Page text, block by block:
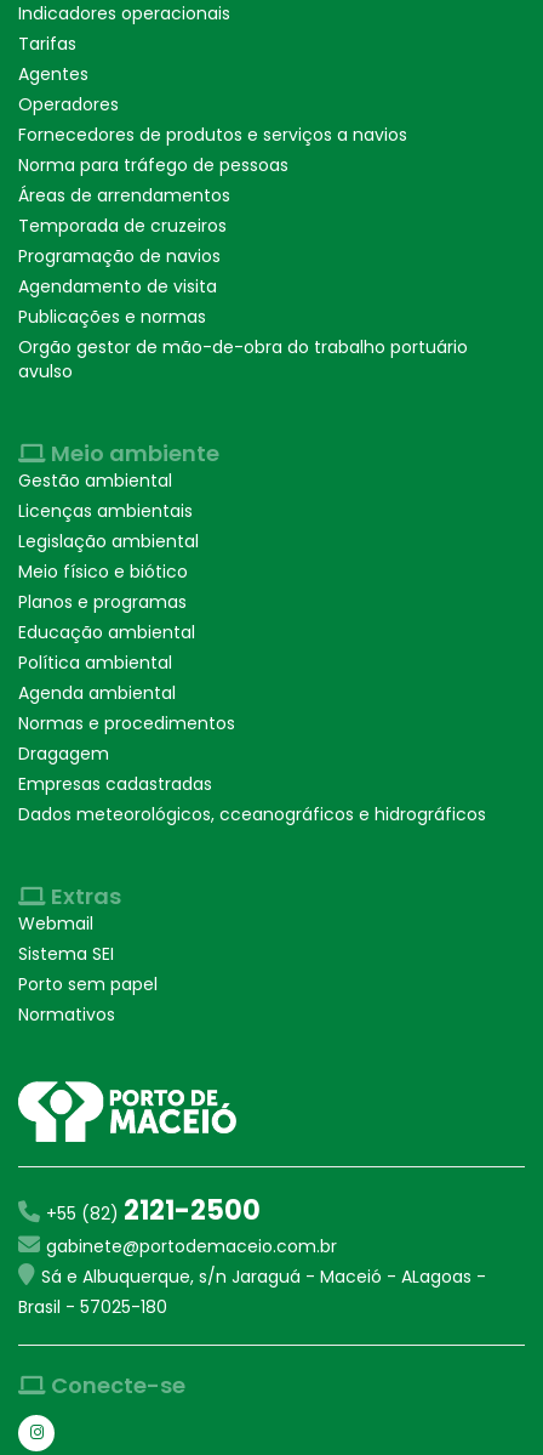
Indicadores operacionais
Tarifas
Agentes
Operadores
Fornecedores de produtos e serviços a navios
Norma para tráfego de pessoas
Áreas de arrendamentos
Temporada de cruzeiros
Programação de navios
Agendamento de visita
Publicações e normas
Orgão gestor de mão-de-obra do trabalho portuário
avulso
Meio ambiente
Gestão ambiental
Licenças ambientais
Legislação ambiental
Meio físico e biótico
Planos e programas
Educação ambiental
Política ambiental
Agenda ambiental
Normas e procedimentos
Dragagem
Empresas cadastradas
Dados meteorológicos, cceanográficos e hidrográficos
Extras
Webmail
Sistema SEI
Porto sem papel
Normativos
+55 (82) 2121-2500
gabinete@portodemaceio.com.br
Sá e Albuquerque, s/n Jaraguá - Maceió - ALagoas -
Brasil - 57025-180
Conecte-se